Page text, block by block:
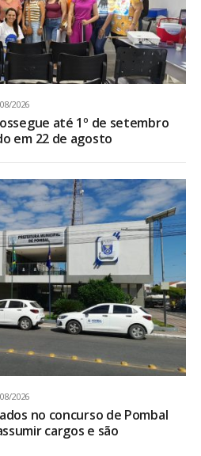
2026
até 1º de setembro
em 22 de agosto
2026
no concurso de Pombal
cargos e são